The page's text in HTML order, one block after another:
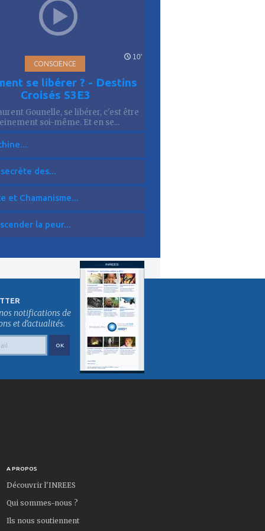
10'
CONSCIENCE
se libérer ? - Destins
Croisés S3E3
Gounelle, se libérer, c'est être
soi-même. Et en se...
des...
et Chamanisme...
la peur...
notifications de
et d'actualités.
A PROPOS
Découvrir l'INREES
Qui sommes-nous ?
Ils nous soutiennent